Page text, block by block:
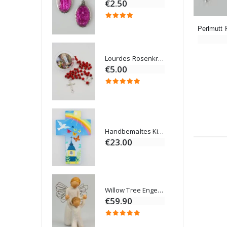
€2.50
Lourdes Rosenkranz Holz
€5.00
Handbemaltes Kinderkreuz Gottes Welt Vereint 14cm
€23.00
Willow Tree Engel Schutzengel (Guardian Angel) 14 cm
€59.90